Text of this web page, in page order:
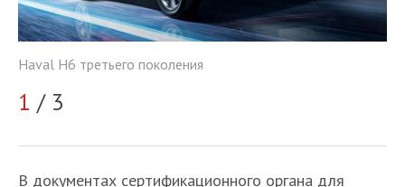
Haval H6 третьего поколения
1 / 3
В документах сертификационного органа для